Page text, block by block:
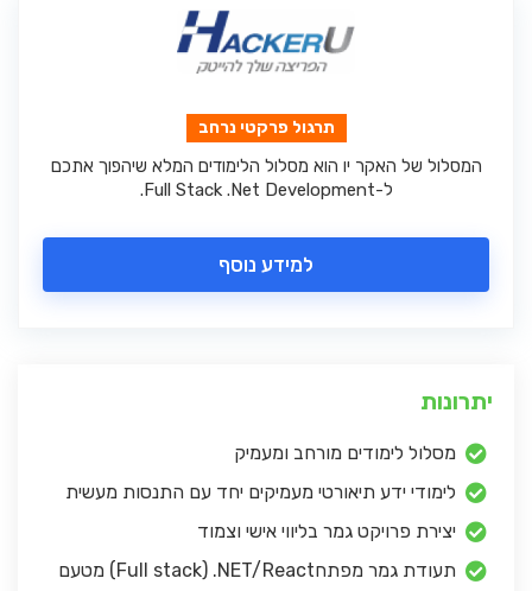
תרגול פרקטי נרחב
המסלול של האקר יו הוא מסלול הלימודים המלא שיהפוך אתכם
ל-Full Stack .Net Development.
למידע נוסף
יתרונות
מסלול לימודים מורחב ומעמיק
לימודי ידע תיאורטי מעמיקים יחד עם התנסות מעשית
יצירת פרויקט גמר בליווי אישי וצמוד
תעודת גמר מפתחFull stack) .NET/React) מטעם